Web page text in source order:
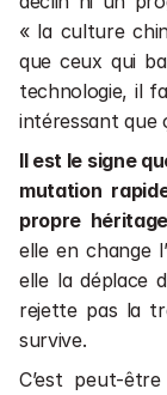
« la culture
que ceux qui
technologie, il
intéressant que
Il est le signe
mutation
propre héritage
elle en change
elle la déplace
rejette pas la
survive.
C’est peut-